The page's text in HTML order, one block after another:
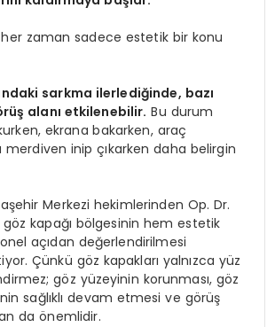
zaman sadece estetik bir konu
sarkma ilerlediğinde, bazı
alanı etkilenebilir. Bu durum
ekrana bakarken, araç
merdiven inip çıkarken daha belirgin
Merkezi hekimlerinden Op. Dr.
kapağı bölgesinin hem estetik
açıdan değerlendirilmesi
Çünkü göz kapakları yalnızca yüz
göz yüzeyinin korunması, göz
sağlıklı devam etmesi ve görüş
da önemlidir.